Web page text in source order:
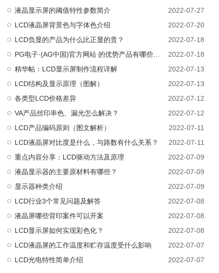
液晶显示屏的阈值特性参数简介
2022-07-27
LCD液晶屏背景色与字体色介绍
2022-07-20
LCD负显的产品为什么比正显的贵？
2022-07-18
2022-07-18
精华帖：LCD显示屏制作流程详解
2022-07-13
LCD结构及显示原理（图解）
2022-07-13
各类型LCD价格差异
2022-07-12
VA产品丝印串色、漏光怎么解决？
2022-07-12
LCD产品编码原则（图文解析）
2022-07-11
LCD液晶屏对比度是什么，与路数有什么关系？
2022-07-11
重点内容分享：LCD驱动方法及原理
2022-07-09
液晶显示器的主要原材料有哪些？
2022-07-09
显示器种类介绍
2022-07-09
LCD行业3个常见问题及解答
2022-07-08
液晶屏哪些背印案件可以开案
2022-07-08
LCD显示屏如何实现彩色化？
2022-07-08
LCD液晶屏的工作温度和贮存温度受什么影响
2022-07-07
LCD光电特性简单介绍
2022-07-07